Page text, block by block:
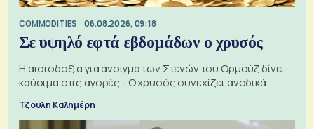
COMMODITIES 06.08.2026, 09:18
Σε υψηλό εφτά εβδομάδων ο χρυσός
Η αισιοδοξία για άνοιγμα των Στενών του Ορμούζ δίνει
καύσιμα στις αγορές - Ο χρυσός συνεχίζει ανοδικά
Τζούλη Καλημέρη